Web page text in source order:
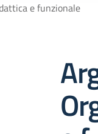
e funzionale